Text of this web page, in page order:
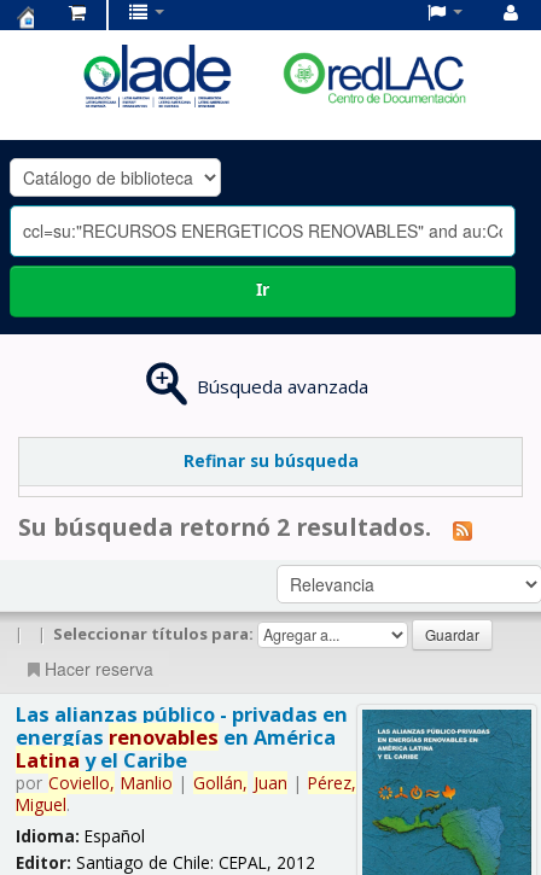
OLADE
-
Ir
Búsqueda avanzada
Refinar su búsqueda
Su búsqueda retornó 2 resultados.
| | Seleccionar títulos para:
Hacer reserva
Las alianzas público - privadas en
energías renovables en América
Latina y el Caribe
por Coviello, Manlio | Gollán, Juan | Pérez,
Miguel.
Idioma: Español
Editor: Santiago de Chile: CEPAL, 2012